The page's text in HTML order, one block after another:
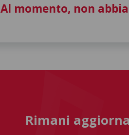
Al momento, non
Rimani